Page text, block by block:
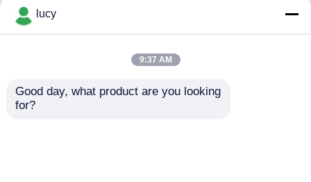
Главная страница
уплотнителей: точная
инженерия для решений 2024
lucy
9:37 AM
Good day, what product are you looking
for?